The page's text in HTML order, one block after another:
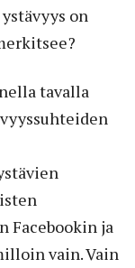
on
tavalla
Facebookin ja
vain. Vain